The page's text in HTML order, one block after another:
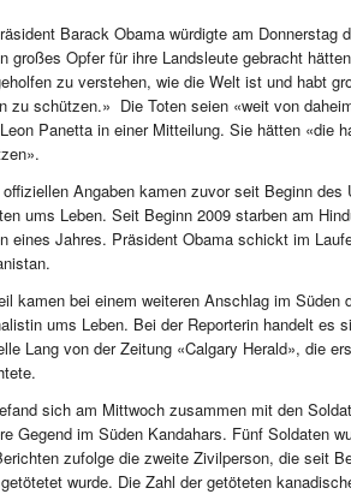
Barack Obama würdigte am Donnerstag
großes Opfer für ihre Landsleute gebracht
zu verstehen, wie die Welt ist und habt
zu schützen.» Die Toten seien «weit von
Panetta in einer Mitteilung. Sie hätten «die
offiziellen Angaben kamen zuvor seit Beginn
ums Leben. Seit Beginn 2009 starben am
eines Jahres. Präsident Obama schickt im
kamen bei einem weiteren Anschlag im
ums Leben. Bei der Reporterin handelt es
Lang von der Zeitung «Calgary Herald», die
sich am Mittwoch zusammen mit den
Gegend im Süden Kandahars. Fünf Soldaten
zufolge die zweite Zivilperson, die seit
wurde. Die Zahl der getöteten